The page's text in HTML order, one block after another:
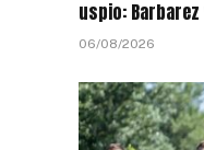
uspio:
06/08/2026